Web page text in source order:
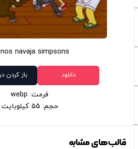
navaja simpsons
دانلود باز کردن
فرمت: webp
حجم: 55 کیلوبایت
قالب‌های مشابه